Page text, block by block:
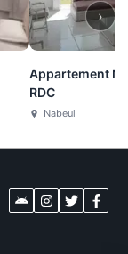
Appartement
RDC
Nabeul
›